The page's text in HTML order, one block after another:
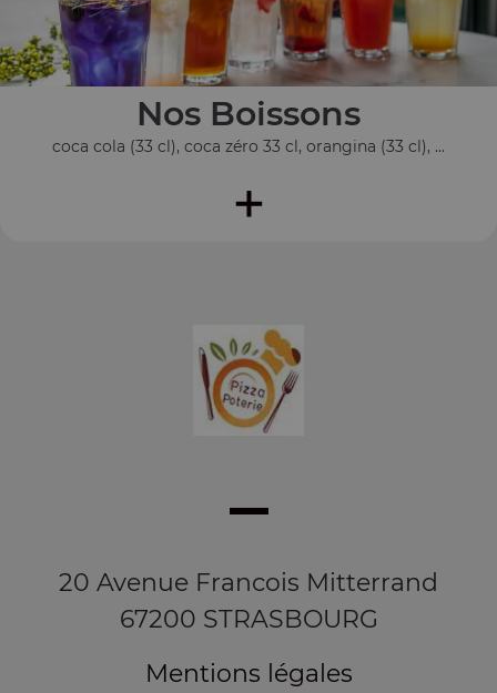
Nos Boissons
coca cola (33 cl), coca zéro 33 cl, orangina (33 cl), ...
+
20 Avenue Francois Mitterrand
67200 STRASBOURG
Mentions légales